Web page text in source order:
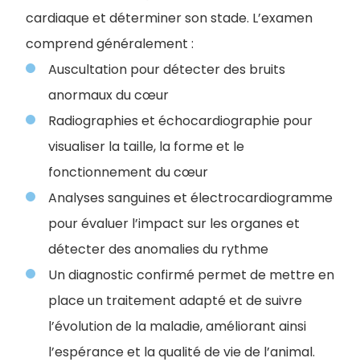
cardiaque et déterminer son stade. L’examen
comprend généralement :
Auscultation pour détecter des bruits
anormaux du cœur
Radiographies et échocardiographie pour
visualiser la taille, la forme et le
fonctionnement du cœur
Analyses sanguines et électrocardiogramme
pour évaluer l’impact sur les organes et
détecter des anomalies du rythme
Un diagnostic confirmé permet de mettre en
place un traitement adapté et de suivre
l’évolution de la maladie, améliorant ainsi
l’espérance et la qualité de vie de l’animal.